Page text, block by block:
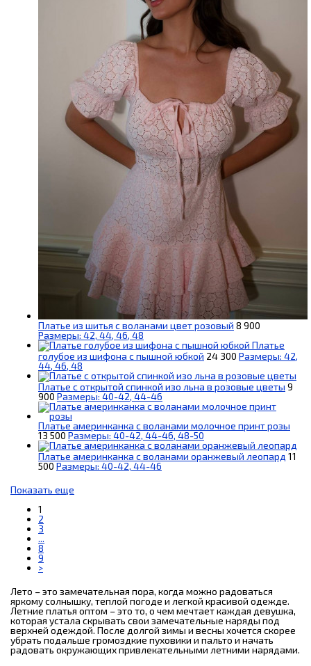
Платье из шитья с воланами цвет розовый 8 900
Размеры: 42, 44, 46, 48
Платье
голубое из шифона с пышной юбкой 24 300 Размеры: 42,
44, 46, 48
Платье с открытой спинкой изо льна в розовые цветы 9
900 Размеры: 40-42, 44-46
Платье америнканка с воланами молочное принт розы
13 500 Размеры: 40-42, 44-46, 48-50
Платье америнканка с воланами оранжевый леопард 11
500 Размеры: 40-42, 44-46
Показать еще
1
2
3
...
8
9
>
Лето – это замечательная пора, когда можно радоваться
яркому солнышку, теплой погоде и легкой красивой одежде.
Летние платья оптом – это то, о чем мечтает каждая девушка,
которая устала скрывать свои замечательные наряды под
верхней одеждой. После долгой зимы и весны хочется скорее
убрать подальше громоздкие пуховики и пальто и начать
радовать окружающих привлекательными летними нарядами.